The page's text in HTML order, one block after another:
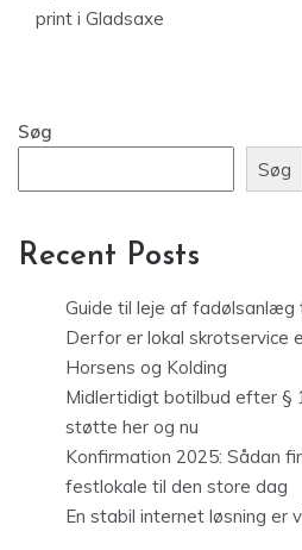
print i Gladsaxe
Søg
Søg
Recent Posts
Guide til leje af
Derfor er lokal skrotservice
Horsens og Kolding
Midlertidigt botilbud efter §
støtte her og nu
Konfirmation 2025: Sådan
festlokale til den store dag
En stabil internet løsning er